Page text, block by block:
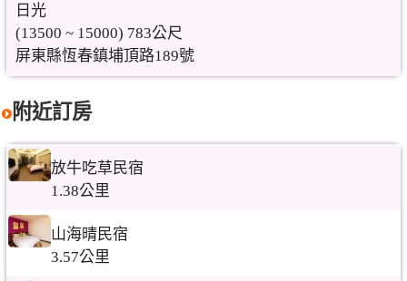
日光
(13500 ~ 15000) 783公尺
屏東縣恆春鎮埔頂路189號
附近訂房
放牛吃草民宿
1.38公里
山海晴民宿
3.57公里